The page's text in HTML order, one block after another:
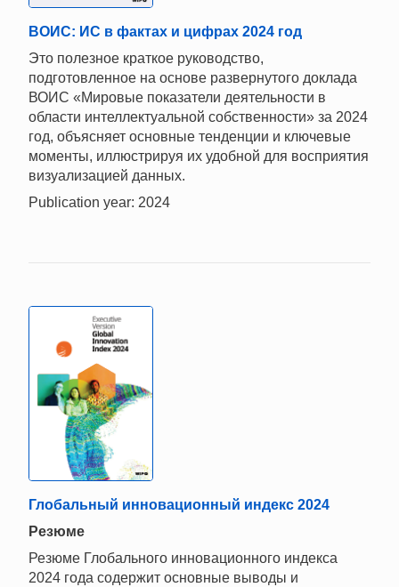
ВОИС: ИС в фактах и цифрах 2024 год
Это полезное краткое руководство,
подготовленное на основе развернутого доклада
ВОИС «Мировые показатели деятельности в
области интеллектуальной собственности» за 2024
год, объясняет основные тенденции и ключевые
моменты, иллюстрируя их удобной для восприятия
визуализацией данных.
Publication year: 2024
Глобальный инновационный индекс 2024
Резюме
Резюме Глобального инновационного индекса
2024 года содержит основные выводы и